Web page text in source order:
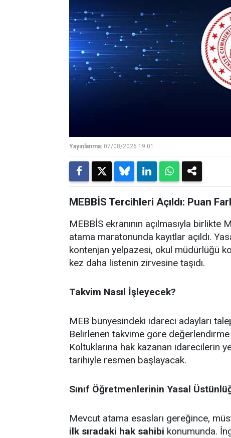
Yayınlanma: 07/08/2026 19:01
MEBBİS Tercihleri Açıldı: Puan
MEBBİS ekranının açılmasıyla birlikte
atama maratonunda kayıtlar açıldı.
kontenjan yelpazesi, okul müdürlüğü
kez daha listenin zirvesine taşıdı.
Takvim Nasıl İşleyecek?
MEB bünyesindeki idareci adayları
Belirlenen takvime göre
Koltuklarına hak kazanan idarecilerin
tarihiyle resmen başlayacak.
Sınıf Öğretmenlerinin Yasal
Mevcut atama esasları gereğince,
ilk sıradaki hak sahibi konumunda.